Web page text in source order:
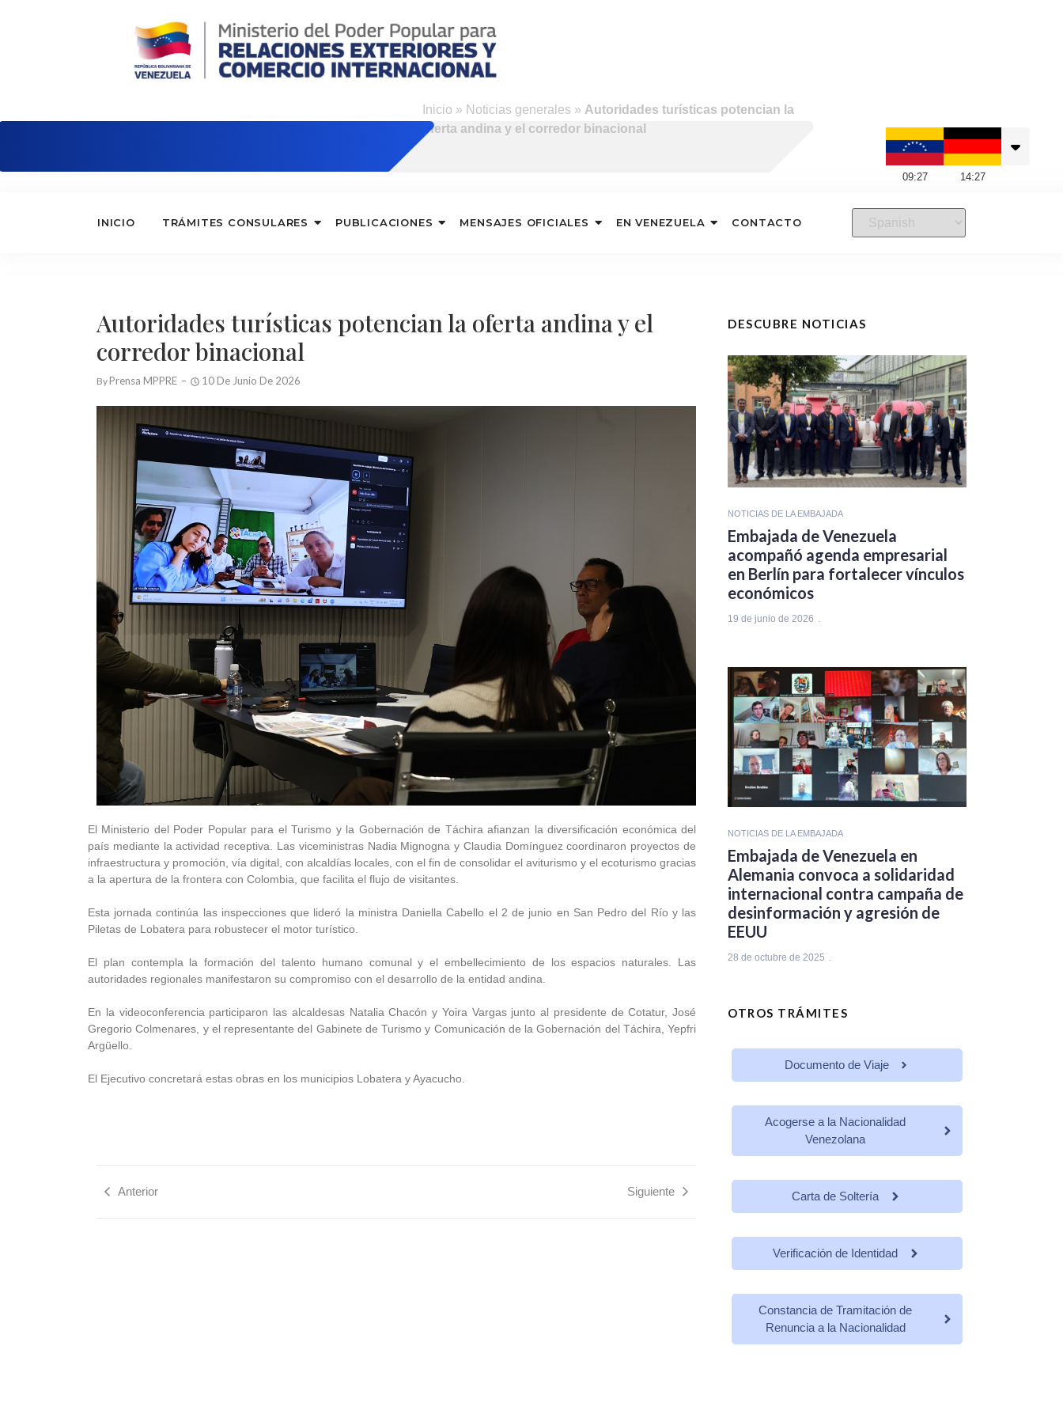
Inicio » Noticias generales » Autoridades turísticas potencian la
oferta andina y el corredor binacional
09:27 14:27
INICIO TRÁMITES CONSULARES PUBLICACIONES MENSAJES OFICIALES EN VENEZUELA CONTACTO
Autoridades turísticas potencian la oferta andina y el
corredor binacional
By Prensa MPPRE 10 De Junio De 2026
El Ministerio del Poder Popular para el Turismo y la Gobernación de Táchira afianzan la diversificación económica del
país mediante la actividad receptiva. Las viceministras Nadia Mignogna y Claudia Domínguez coordinaron proyectos de
infraestructura y promoción, vía digital, con alcaldías locales, con el fin de consolidar el aviturismo y el ecoturismo gracias
a la apertura de la frontera con Colombia, que facilita el flujo de visitantes.
Esta jornada continúa las inspecciones que lideró la ministra Daniella Cabello el 2 de junio en San Pedro del Río y las
Piletas de Lobatera para robustecer el motor turístico.
El plan contempla la formación del talento humano comunal y el embellecimiento de los espacios naturales. Las
autoridades regionales manifestaron su compromiso con el desarrollo de la entidad andina.
En la videoconferencia participaron las alcaldesas Natalia Chacón y Yoira Vargas junto al presidente de Cotatur, José
Gregorio Colmenares, y el representante del Gabinete de Turismo y Comunicación de la Gobernación del Táchira, Yepfri
Argüello.
El Ejecutivo concretará estas obras en los municipios Lobatera y Ayacucho.
Anterior Siguiente
DESCUBRE NOTICIAS
NOTICIAS DE LA EMBAJADA
Embajada de Venezuela
acompañó agenda empresarial
en Berlín para fortalecer vínculos
económicos
19 de junio de 2026
NOTICIAS DE LA EMBAJADA
Embajada de Venezuela en
Alemania convoca a solidaridad
internacional contra campaña de
desinformación y agresión de
EEUU
28 de octubre de 2025
OTROS TRÁMITES
Documento de Viaje
Acogerse a la Nacionalidad
Venezolana
Carta de Soltería
Verificación de Identidad
Constancia de Tramitación de
Renuncia a la Nacionalidad